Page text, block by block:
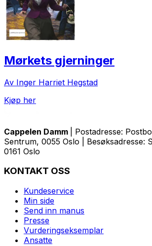
Mørkets gjerninger
Av Inger Harriet Hegstad
Kjøp her
Cappelen Damm
| Postadresse:
Sentrum, 0055 Oslo | Besøksadresse:
0161 Oslo
KONTAKT OSS
Kundeservice
Min side
Send inn manus
Presse
Vurderingseksemplar
Ansatte